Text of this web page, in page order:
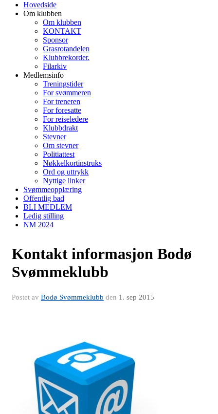
Hovedside
Om klubben
Om klubben
KONTAKT
Sponsor
Grasrotandelen
Klubbrekorder.
Filarkiv
Medlemsinfo
Treningstider
For svømmeren
For treneren
For foresatte
For reiseledere
Klubbdrakt
Stevner
Om stevner
Politiattest
Nøkkelkortinstruks
Ord og uttrykk
Nyttige linker
Svømmeopplæring
Offentlig bad
BLI MEDLEM
Ledig stilling
NM 2024
Kontakt informasjon Bodø
Svømmeklubb
Postet av Bodø Svømmeklubb den 1. sep 2015